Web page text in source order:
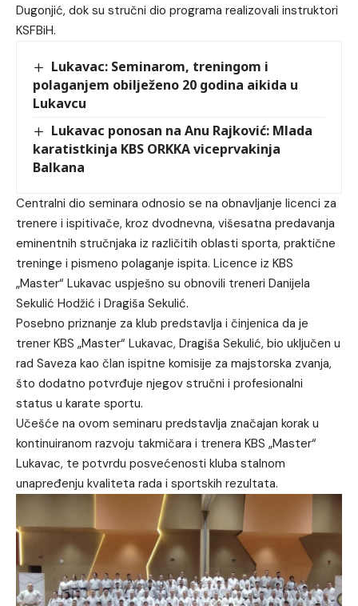
Dugonjić, dok su stručni dio programa realizovali instruktori
KSFBiH.
Lukavac: Seminarom, treningom i
polaganjem obilježeno 20 godina aikida u
Lukavcu
Lukavac ponosan na Anu Rajković: Mlada
karatistkinja KBS ORKKA viceprvakinja
Balkana
Centralni dio seminara odnosio se na obnavljanje licenci za
trenere i ispitivače, kroz dvodnevna, višesatna predavanja
eminentnih stručnjaka iz različitih oblasti sporta, praktične
treninge i pismeno polaganje ispita. Licence iz KBS
„Master“ Lukavac uspješno su obnovili treneri Danijela
Sekulić Hodžić i Dragiša Sekulić.
Posebno priznanje za klub predstavlja i činjenica da je
trener KBS „Master“ Lukavac, Dragiša Sekulić, bio uključen u
rad Saveza kao član ispitne komisije za majstorska zvanja,
što dodatno potvrđuje njegov stručni i profesionalni
status u karate sportu.
Učešće na ovom seminaru predstavlja značajan korak u
kontinuiranom razvoju takmičara i trenera KBS „Master“
Lukavac, te potvrdu posvećenosti kluba stalnom
unapređenju kvaliteta rada i sportskih rezultata.